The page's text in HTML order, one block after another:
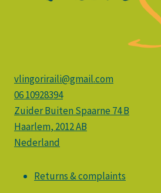
vlingoriraili@gmail.com
06 10928394
Zuider Buiten Spaarne 74 B
Haarlem, 2012 AB
Nederland
Returns & complaints